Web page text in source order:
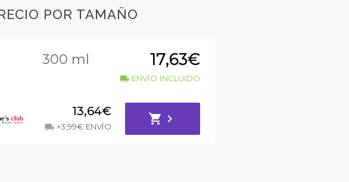
POR TAMAÑO
300 ml 17,63€
local_shippingENVÍO INCLUIDO
13,64€
local_shipping +3,99€ ENVÍO
shopping_cart chevron_right